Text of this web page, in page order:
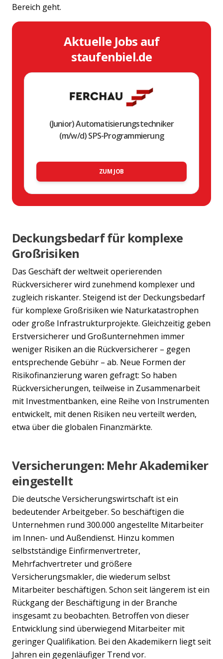
Previous Next
Bereich geht.
Aktuelle Jobs auf
staufenbiel.de
(Junior) Automatisierungstechniker
(m/w/d) SPS-Programmierung
ZUM JOB
Deckungsbedarf für komplexe
Großrisiken
Das Geschäft der weltweit operierenden
Rückversicherer wird zunehmend komplexer und
zugleich riskanter. Steigend ist der Deckungsbedarf
für komplexe Großrisiken wie Naturkatastrophen
oder große Infrastrukturprojekte. Gleichzeitig geben
Erstversicherer und Großunternehmen immer
weniger Risiken an die Rückversicherer – gegen
entsprechende Gebühr – ab. Neue Formen der
Risikofinanzierung waren gefragt: So haben
Rückversicherungen, teilweise in Zusammenarbeit
mit Investmentbanken, eine Reihe von Instrumenten
entwickelt, mit denen Risiken neu verteilt werden,
etwa über die globalen Finanzmärkte.
Versicherungen: Mehr Akademiker
eingestellt
Die deutsche Versicherungswirtschaft ist ein
bedeutender Arbeitgeber. So beschäftigen die
Unternehmen rund 300.000 angestellte Mitarbeiter
im Innen- und Außendienst. Hinzu kommen
selbstständige Einfirmenvertreter,
Mehrfachvertreter und größere
Versicherungsmakler, die wiederum selbst
Mitarbeiter beschäftigen. Schon seit längerem ist ein
Rückgang der Beschäftigung in der Branche
insgesamt zu beobachten. Betroffen von dieser
Entwicklung sind überwiegend Mitarbeiter mit
geringer Qualifikation. Bei den Akademikern liegt seit
Jahren ein gegenläufiger Trend vor.